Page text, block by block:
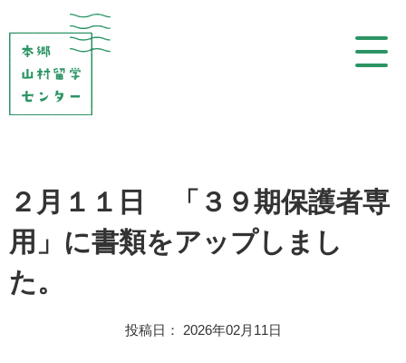
ン
ン
２月１１日 「３９期保護者専
用」に書類をアップしまし
た。
投稿日： 2026年02月11日